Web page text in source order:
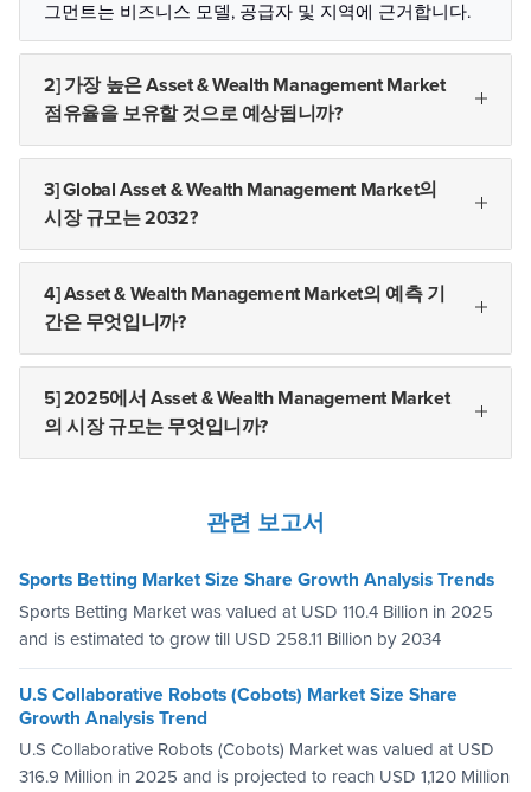
그먼트는 비즈니스 모델, 공급자 및 지역에 근거합니다.
2] 가장 높은 Asset & Wealth Management Market
점유율을 보유할 것으로 예상됩니까?
3] Global Asset & Wealth Management Market의
시장 규모는 2032?
4] Asset & Wealth Management Market의 예측 기
간은 무엇입니까?
5] 2025에서 Asset & Wealth Management Market
의 시장 규모는 무엇입니까?
관련 보고서
Sports Betting Market Size Share Growth Analysis Trends
Sports Betting Market was valued at USD 110.4 Billion in 2025
and is estimated to grow till USD 258.11 Billion by 2034
U.S Collaborative Robots (Cobots) Market Size Share
Growth Analysis Trend
U.S Collaborative Robots (Cobots) Market was valued at USD
316.9 Million in 2025 and is projected to reach USD 1,120 Million